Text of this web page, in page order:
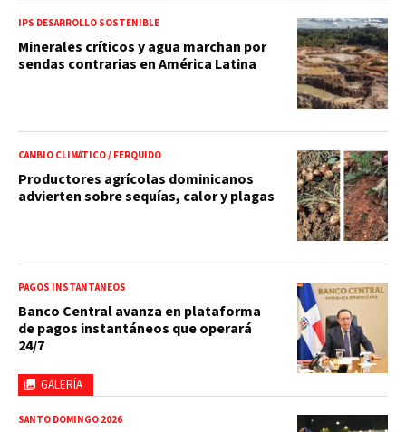
IPS DESARROLLO SOSTENIBLE
Minerales críticos y agua marchan por
sendas contrarias en América Latina
CAMBIO CLIMÁTICO / FERQUIDO
Productores agrícolas dominicanos
advierten sobre sequías, calor y plagas
GALERÍA
PAGOS INSTANTÁNEOS
Banco Central avanza en plataforma
de pagos instantáneos que operará
24/7
SANTO DOMINGO 2026